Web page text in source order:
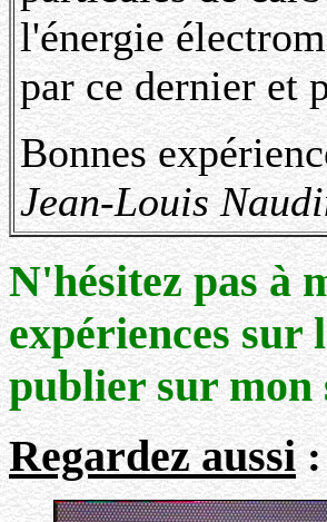
l'énergie
par ce dernier et
Bonnes
Jean-Louis
N'hésitez pas à
expériences sur
publier sur mon
Regardez aussi: